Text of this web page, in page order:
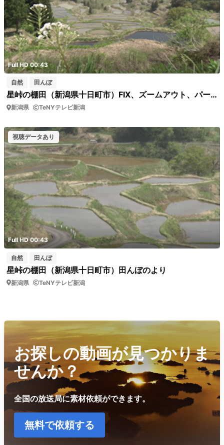
Full HD 00:43
自然 田んぼ
星峠の棚田（新潟県十日町市）FIX、ズームアウト、パーン
新潟県 TeNYテレビ新潟
視聴データあり
Full HD 00:43
自然 田んぼ
星峠の棚田（新潟県十日町市）田んぼのより
新潟県 TeNYテレビ新潟
お探しの動画が見つかりま
せんか？
全国の放送局に素材依頼ができます。
無料で依頼する